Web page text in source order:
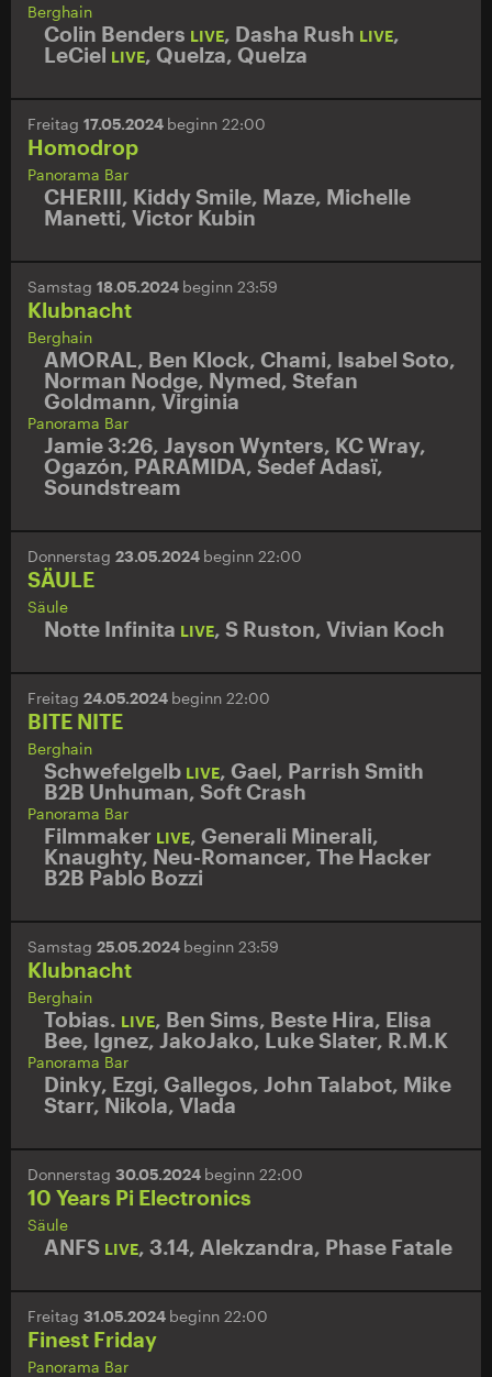
Berghain
Colin Benders LIVE, Dasha Rush LIVE,
LeCiel LIVE, Quelza, Quelza
Freitag 17.05.2024 beginn 22:00
Homodrop
Panorama Bar
CHERIII, Kiddy Smile, Maze, Michelle
Manetti, Victor Kubin
Samstag 18.05.2024 beginn 23:59
Klubnacht
Berghain
AMORAL, Ben Klock, Chami, Isabel Soto,
Norman Nodge, Nymed, Stefan
Goldmann, Virginia
Panorama Bar
Jamie 3:26, Jayson Wynters, KC Wray,
Ogazón, PARAMIDA, Sedef Adasï,
Soundstream
Donnerstag 23.05.2024 beginn 22:00
SÄULE
Säule
Notte Infinita LIVE, S Ruston, Vivian Koch
Freitag 24.05.2024 beginn 22:00
BITE NITE
Berghain
Schwefelgelb LIVE, Gael, Parrish Smith
B2B Unhuman, Soft Crash
Panorama Bar
Filmmaker LIVE, Generali Minerali,
Knaughty, Neu-Romancer, The Hacker
B2B Pablo Bozzi
Samstag 25.05.2024 beginn 23:59
Klubnacht
Berghain
Tobias. LIVE, Ben Sims, Beste Hira, Elisa
Bee, Ignez, JakoJako, Luke Slater, R.M.K
Panorama Bar
Dinky, Ezgi, Gallegos, John Talabot, Mike
Starr, Nikola, Vlada
Donnerstag 30.05.2024 beginn 22:00
10 Years Pi Electronics
Säule
ANFS LIVE, 3.14, Alekzandra, Phase Fatale
Freitag 31.05.2024 beginn 22:00
Finest Friday
Panorama Bar